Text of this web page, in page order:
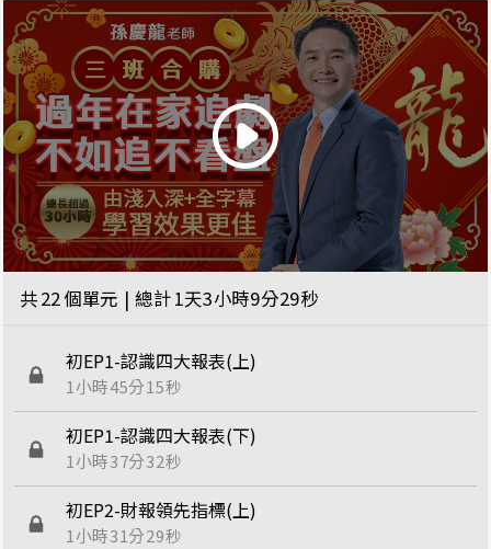
共22個單元 | 總計1天3小時9分29秒
初EP1-認識四大報表(上)
1小時45分15秒
初EP1-認識四大報表(下)
1小時37分32秒
初EP2-財報領先指標(上)
1小時31分29秒